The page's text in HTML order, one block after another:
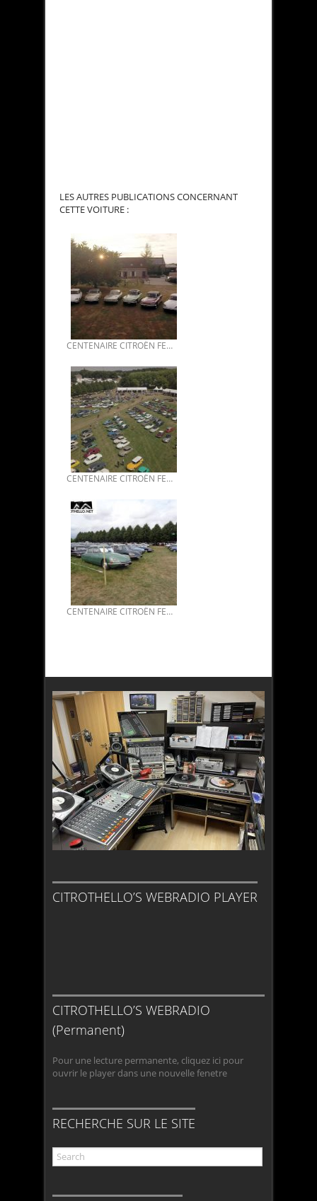
LES AUTRES PUBLICATIONS CONCERNANT
CETTE VOITURE :
CENTENAIRE CITROËN FERTE-VIDAME JUILLET 2019 03.
CENTENAIRE CITROËN FERTE-VIDAME JUILLET 2019 02.
CENTENAIRE CITROËN FERTE-VIDAME JUILLET 2019 01.
CITROTHELLO’S WEBRADIO PLAYER
CITROTHELLO’S WEBRADIO
(Permanent)
Pour une lecture permanente, cliquez ici pour
ouvrir le player dans une nouvelle fenetre
RECHERCHE SUR LE SITE